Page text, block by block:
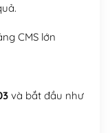
CMS lớn
và bắt đầu như